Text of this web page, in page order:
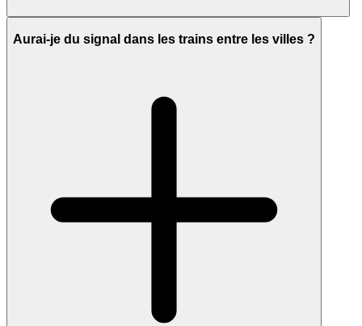
Aurai-je du signal dans les trains entre les villes ?